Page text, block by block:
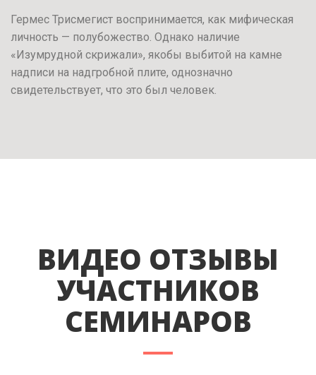
Гермес Трисмегист воспринимается, как мифическая
личность — полубожество. Однако наличие
«Изумрудной скрижали», якобы выбитой на камне
надписи на надгробной плите, однозначно
свидетельствует, что это был человек.
ВИДЕО ОТЗЫВЫ
УЧАСТНИКОВ
СЕМИНАРОВ